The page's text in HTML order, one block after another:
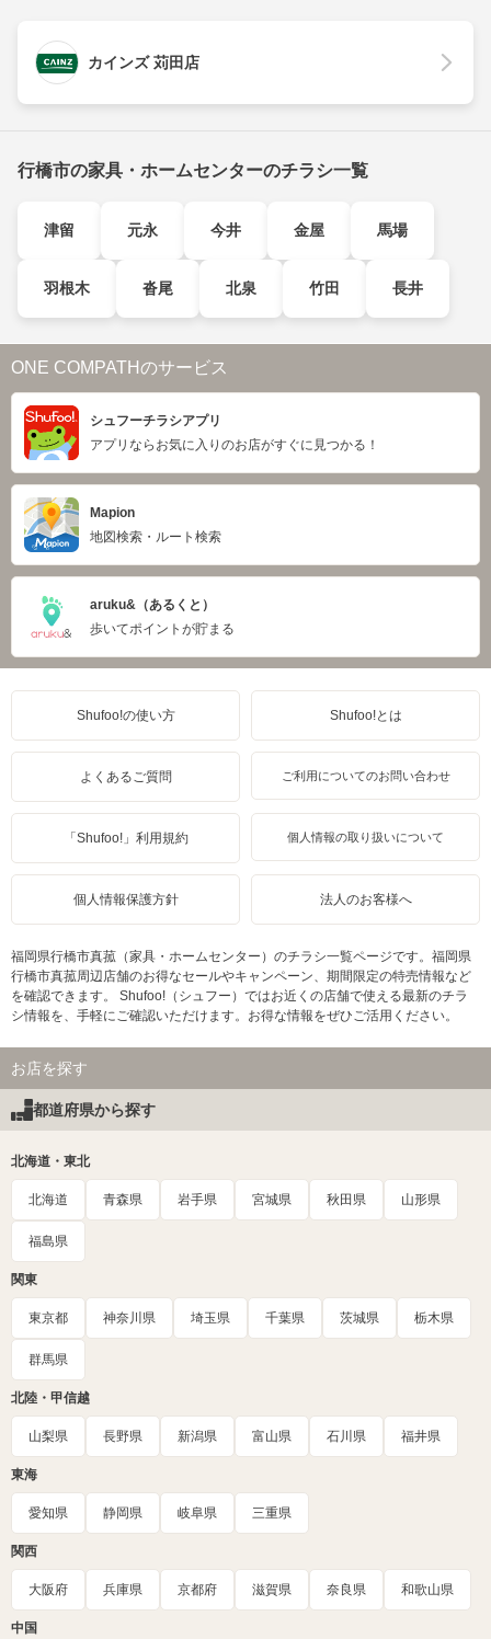
カインズ 苅田店
行橋市の家具・ホームセンターのチラシ一覧
津留 元永 今井 金屋 馬場
羽根木 沓尾 北泉 竹田 長井
ONE COMPATHのサービス
シュフーチラシアプリ
アプリならお気に入りのお店がすぐに見つかる！
Mapion
地図検索・ルート検索
aruku&（あるくと）
歩いてポイントが貯まる
Shufoo!の使い方 Shufoo!とは
よくあるご質問 ご利用についてのお問い合わせ
「Shufoo!」利用規約 個人情報の取り扱いについて
個人情報保護方針 法人のお客様へ
福岡県行橋市真菰（家具・ホームセンター）のチラシ一覧ページです。福岡県
行橋市真菰周辺店舗のお得なセールやキャンペーン、期間限定の特売情報など
を確認できます。 Shufoo!（シュフー）ではお近くの店舗で使える最新のチラ
シ情報を、手軽にご確認いただけます。お得な情報をぜひご活用ください。
お店を探す
都道府県から探す
北海道・東北
北海道 青森県 岩手県 宮城県 秋田県 山形県
福島県
関東
東京都 神奈川県 埼玉県 千葉県 茨城県 栃木県
群馬県
北陸・甲信越
山梨県 長野県 新潟県 富山県 石川県 福井県
東海
愛知県 静岡県 岐阜県 三重県
関西
大阪府 兵庫県 京都府 滋賀県 奈良県 和歌山県
中国